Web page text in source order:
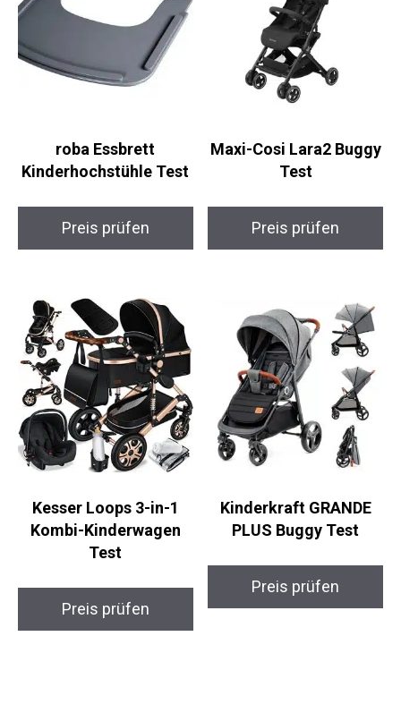
roba Essbrett
Kinderhochstühle Test
Preis prüfen
Maxi-Cosi Lara2 Buggy
Test
Preis prüfen
Kesser Loops 3-in-1
Kombi-Kinderwagen
Test
Preis prüfen
Kinderkraft GRANDE
PLUS Buggy Test
Preis prüfen